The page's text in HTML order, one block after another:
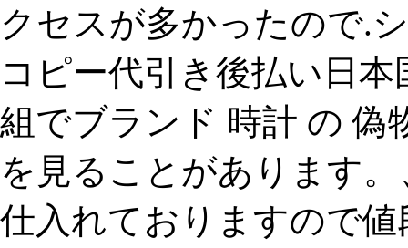
クセスが多かったので.
コピー代引き後払い日
組でブランド 時計 の 偽
を見ることがあります
仕入れておりますので